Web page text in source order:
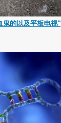
鬼的以及平板电视"